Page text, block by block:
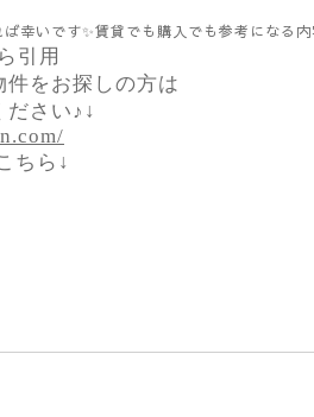
幸いです✨賃貸でも購入でも参考になる
引用
をお探しの方は
ださい♪↓
ちら↓